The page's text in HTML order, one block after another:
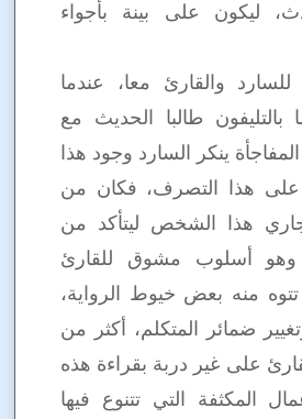
ليكون على بينة بأجواء
للسارد والقارئ معا، عندما
طالبا الحديث مع
ينكر السارد وجود هذا
على هذا التصرف، فكان من
هذا الشخص ليتأكد من
وهو أسلوب مشوق للقارئ
تتوه منه بعض خيوط الرواية،
ضمائر المتكلم، أكثر من
على غير دربة بقراءة هذه
المكثفة التي تتنوع فيها